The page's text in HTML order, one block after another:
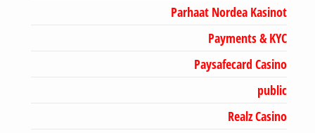
Parhaat Nordea Kasinot
Payments & KYC
Paysafecard Casino
public
Realz Casino